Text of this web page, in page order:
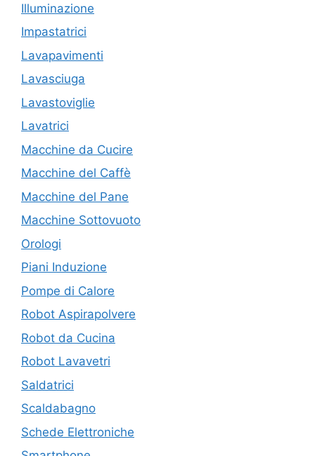
Illuminazione
Impastatrici
Lavapavimenti
Lavasciuga
Lavastoviglie
Lavatrici
Macchine da Cucire
Macchine del Caffè
Macchine del Pane
Macchine Sottovuoto
Orologi
Piani Induzione
Pompe di Calore
Robot Aspirapolvere
Robot da Cucina
Robot Lavavetri
Saldatrici
Scaldabagno
Schede Elettroniche